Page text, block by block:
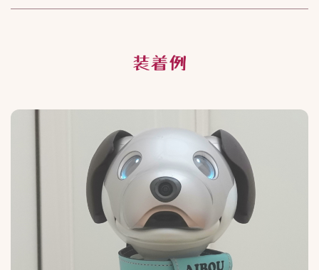
装着例